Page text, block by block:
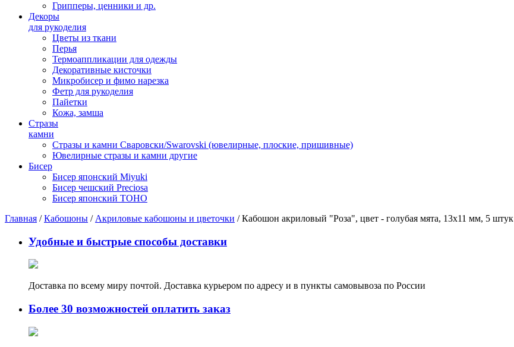
Грипперы, ценники и др.
Декоры
для рукоделия
Цветы из ткани
Перья
Термоаппликации для одежды
Декоративные кисточки
Микробисер и фимо нарезка
Фетр для рукоделия
Пайетки
Кожа, замша
Стразы
камни
Стразы и камни Сваровски/Swarovski (ювелирные, плоские, пришивные)
Ювелирные стразы и камни другие
Бисер
Бисер японский Miyuki
Бисер чешский Preciosa
Бисер японский TOHO
Главная /Кабошоны / Акриловые кабошоны и цветочки / Кабошон акриловый "Роза", цвет - голубая мята, 13х11 мм, 5 штук
Удобные и быстрые способы доставки
Доставка по всему миру почтой. Доставка курьером по адресу и в пункты самовывоза по России
Более 30 возможностей оплатить заказ